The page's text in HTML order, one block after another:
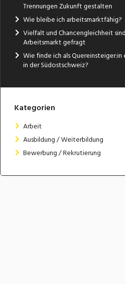
Trennungen Zukunft gestalten
Wie bleibe ich arbeitsmarktfähig?
Vielfalt und Chancengleichheit
Arbeitsmarkt gefragt
Wie finde ich als Quereinsteiger:in
in der Südostschweiz?
Kategorien
Arbeit
Ausbildung / Weiterbildung
Bewerbung / Rekrutierung